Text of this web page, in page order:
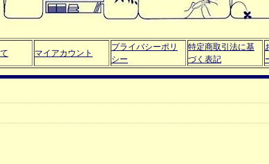
マイアカウント
プライバシーポリ
シー
特定商取引法に基
づく表記